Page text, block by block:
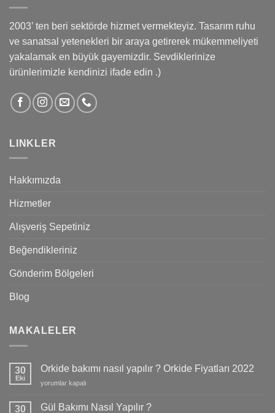
2003’ ten beri sektörde hizmet vermekteyiz. Tasarım ruhu
ve sanatsal yetenekleri bir araya getirerek mükemmeliyeti
yakalamak en büyük gayemizdir. Sevdiklerinize
ürünlerimizle kendinizi ifade edin .)
LINKLER
Hakkımızda
Hizmetler
Alışveriş Sepetiniz
Beğendikleriniz
Gönderim Bölgeleri
Blog
MAKALELER
30
Eki
Orkide bakımı nasıl yapılır ? Orkide Fiyatları 2022
Orkide
nasıl
yorumlar kapalı
30 Gül Bakımı Nasıl Yapılır ?